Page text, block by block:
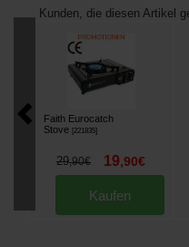
Kunden, die diesen Artikel
Faith Eurocatch
Stove [221835]
29,90€ 19,90€
Kaufen